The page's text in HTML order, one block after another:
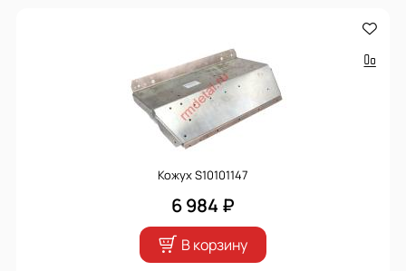
Кожух S10101147
6 984 ₽
В корзину